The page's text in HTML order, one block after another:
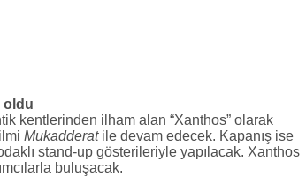
oldu
kentlerinden ilham alan “Xanthos” olarak
Mukadderatile devam edecek. Kapanış ise
stand-up gösterileriyle yapılacak. Xanthos
buluşacak.